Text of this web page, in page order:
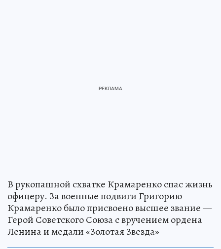
В рукопашной схватке Крамаренко спас жизнь
офицеру. За военные подвиги Григорию
Крамаренко было присвоено высшее звание —
Герой Советского Союза с вручением ордена
Ленина и медали «Золотая Звезда»